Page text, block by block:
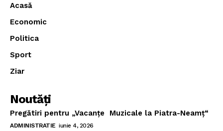
Acasă
Economic
Politica
Sport
Ziar
Noutăţi
Pregătiri pentru „Vacanţe Muzicale la Piatra-Neamţ“
ADMINISTRATIE iunie 4, 2026